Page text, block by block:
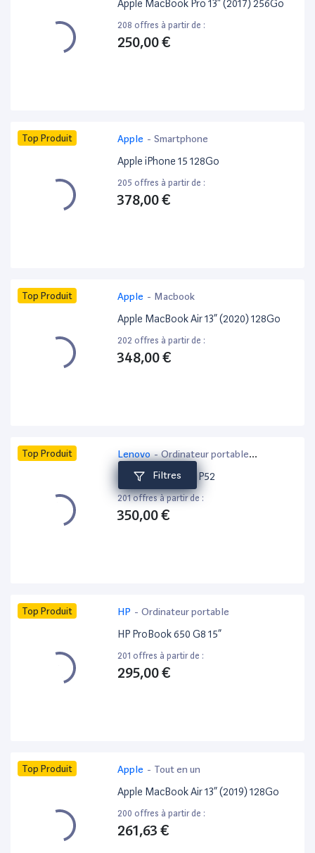
Filtres
Apple MacBook Pro 13” (2017) 256Go
208 offres à partir de :
250,00 €
Top Produit Apple - Smartphone
Apple iPhone 15 128Go
205 offres à partir de :
378,00 €
Top Produit Apple - Macbook
Apple MacBook Air 13” (2020) 128Go
202 offres à partir de :
348,00 €
Top Produit Lenovo- Ordinateur portable
bureautique
Lenovo ThinkPad P52
201 offres à partir de :
350,00 €
Top Produit HP - Ordinateur portable
HP ProBook 650 G8 15”
201 offres à partir de :
295,00 €
Top Produit Apple - Tout en un
Apple MacBook Air 13” (2019) 128Go
200 offres à partir de :
261,63 €